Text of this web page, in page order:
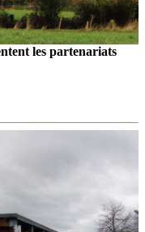
les partenariats